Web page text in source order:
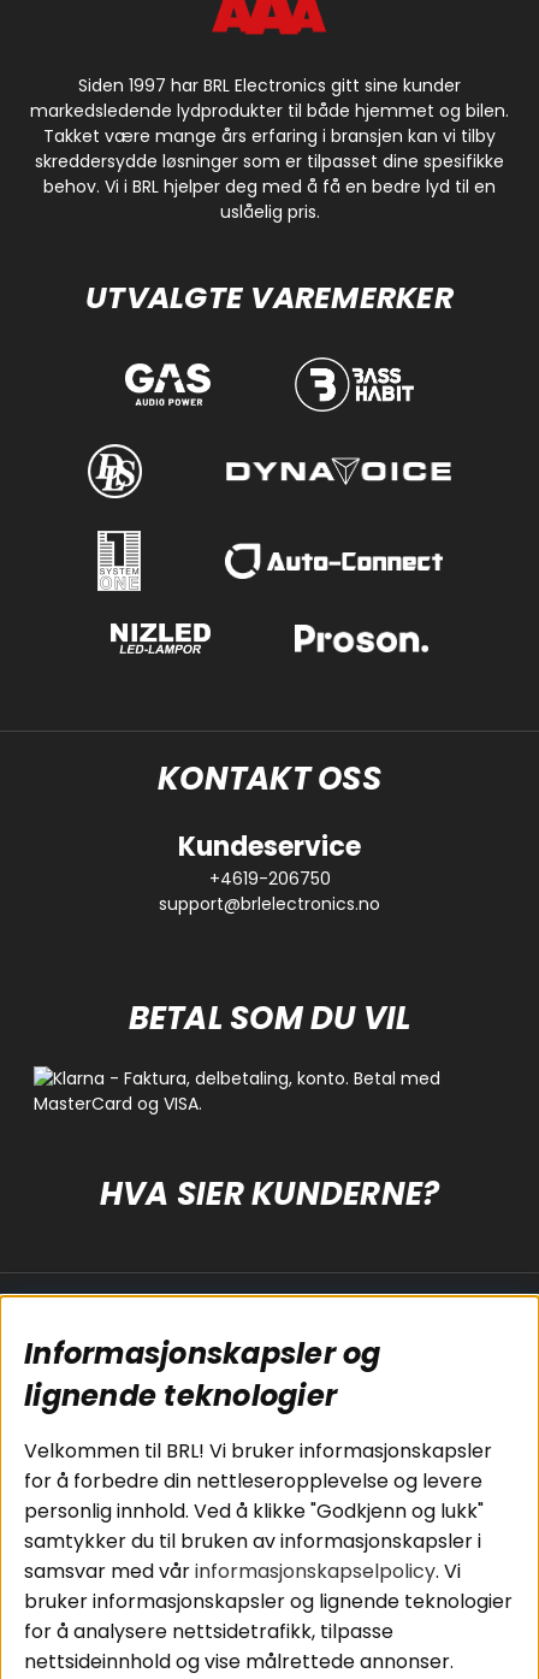
Siden 1997 har BRL Electronics gitt sine kunder
markedsledende lydprodukter til både hjemmet og bilen.
Takket være mange års erfaring i bransjen kan vi tilby
skreddersydde løsninger som er tilpasset dine spesifikke
behov. Vi i BRL hjelper deg med å få en bedre lyd til en
uslåelig pris.
UTVALGTE VAREMERKER
KONTAKT OSS
Kundeservice
+4619-206750
support@brlelectronics.no
BETAL SOM DU VIL
HVA SIER KUNDERNE?
Koblingsguide for
subwoofers
Tilkobling av
bilforsterker
Koblingsguide for
midbasser
Butikker
Våre ambassadører
- Team BRL
Cookies
Kjøpsvilkår
Personvernpolicy
Service / Garanti /
Retur
Informasjonskapsler og
lignende teknologier
Velkommen til BRL! Vi bruker informasjonskapsler
for å forbedre din nettleseropplevelse og levere
personlig innhold. Ved å klikke "Godkjenn og lukk"
samtykker du til bruken av informasjonskapsler i
samsvar med vårinformasjonskapselpolicy. Vi
bruker informasjonskapsler og lignende teknologier
for å analysere nettsidetrafikk, tilpasse
nettsideinnhold og vise målrettede annonser.